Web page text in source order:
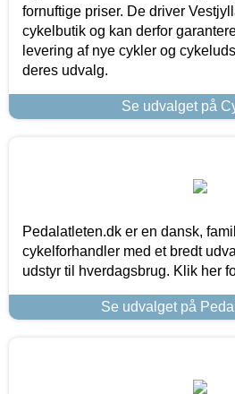
fornuftige priser. De driver
cykelbutik og kan derfor
levering af nye cykler og
deres udvalg.
Se udvalget på
Pedalatleten.dk er en dansk,
cykelforhandler med et bredt
udstyr til hverdagsbrug. Klik her
Se udvalget på